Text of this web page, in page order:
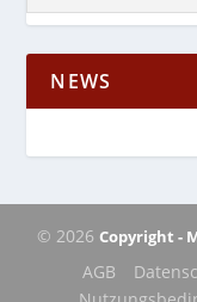
NEWS
© 2026 Copyright -
AGB